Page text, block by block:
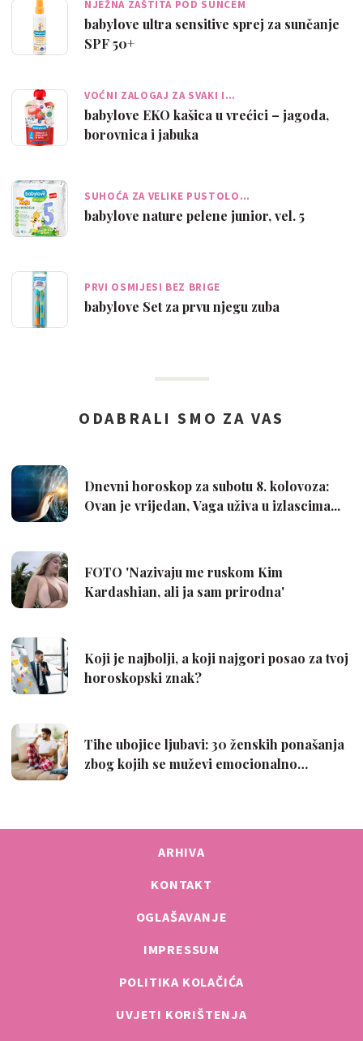
NJEŽNA ZAŠTITA POD SUNCEM
babylove ultra sensitive sprej za sunčanje
SPF 50+
VOĆNI ZALOGAJ ZA SVAKI I…
babylove EKO kašica u vrećici – jagoda,
borovnica i jabuka
SUHOĆA ZA VELIKE PUSTOLO…
babylove nature pelene junior, vel. 5
PRVI OSMIJESI BEZ BRIGE
babylove Set za prvu njegu zuba
ARHIVA
KONTAKT
OGLAŠAVANJE
IMPRESSUM
POLITIKA KOLAČIĆA
UVJETI KORIŠTENJA